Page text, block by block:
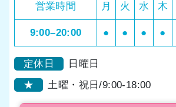
営業時間 月 火 水 木
9:00–20:00 ● ● ● ●
定休日
日曜日
★
土曜・祝日/9:00-18:00